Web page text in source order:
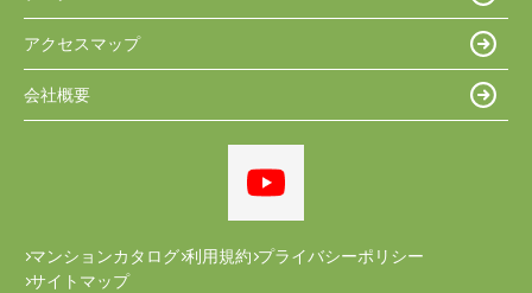
アクセスマップ
会社概要
マンションカタログ 利用規約 プライバシーポリシー
サイトマップ